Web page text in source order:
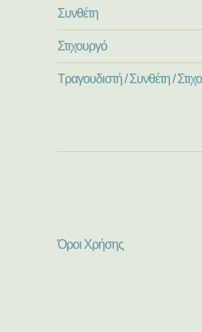
Συνθέτη
Στιχουργό
Τραγουδιστή / Συνθέτη /
Όροι Χρήσης